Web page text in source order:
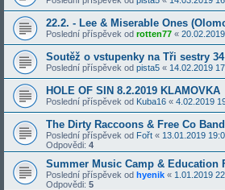
22.2. - Lee & Miserable Ones
Poslední příspěvek od rotten77 «
Soutěž o vstupenky na Tři sestry
Poslední příspěvek od pista5 « 14.02.2019
HOLE OF SIN 8.2.2019 KLAMOVKA
Poslední příspěvek od Kuba16 « 4.02.2019
The Dirty Raccoons & Free Co
Poslední příspěvek od Fořt « 13.01.2019
Odpovědi: 4
Summer Music Camp & Education
Poslední příspěvek od hyenik « 1.01.2019
Odpovědi: 5